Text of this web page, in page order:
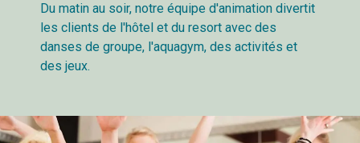
Du matin au soir, notre équipe d'animation divertit
les clients de l'hôtel et du resort avec des
danses de groupe, l'aquagym, des activités et
des jeux.